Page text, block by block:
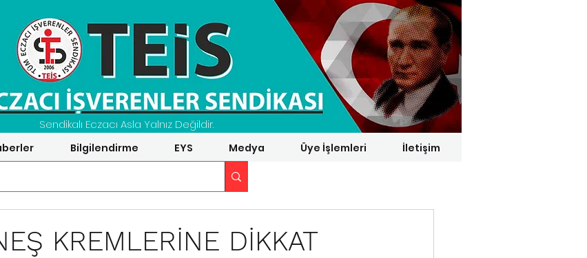
Sendikalı Eczacı Asla Yalnız Değildir.
Bilgilendirme EYS Medya Üye İşlemleri İletişim
KREMLERİNE DİKKAT